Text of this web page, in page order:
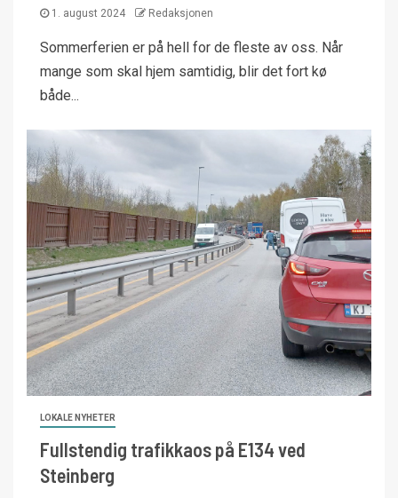
1. august 2024 Redaksjonen
Sommerferien er på hell for de fleste av oss. Når
mange som skal hjem samtidig, blir det fort kø
både...
LOKALE NYHETER
Fullstendig trafikkaos på E134 ved
Steinberg